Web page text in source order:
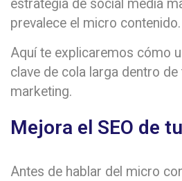
estrategia de social media
prevalece el micro contenido.
Aquí te explicaremos cómo
clave de cola larga dentro
marketing.
Mejora el SEO de
Antes de hablar del micro